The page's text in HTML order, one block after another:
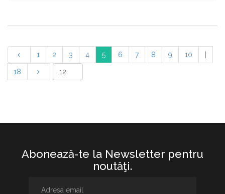
1 2 3 4 5 6 7 8 9 10
18
Abonează-te la Newsletter pentru
noutăţi.